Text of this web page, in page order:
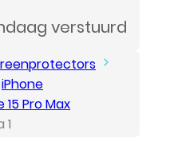
iPhone
15 Pro Max
1